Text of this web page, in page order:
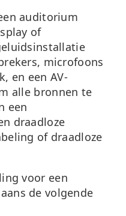
auditorium
of
microfoons
en een AV-
alle bronnen te
een
draadloze
of draadloze
voor een
de volgende